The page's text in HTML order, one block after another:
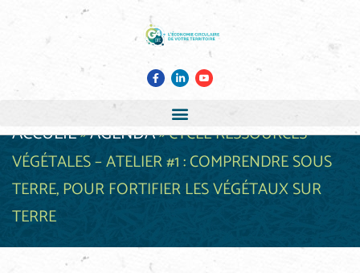
ACCUEIL»AGENDA»CYCLE RESSOURCES
VÉGÉTALES – ATELIER #1 : COMPRENDRE SOUS
TERRE, POUR FORTIFIER LES VÉGÉTAUX SUR
TERRE